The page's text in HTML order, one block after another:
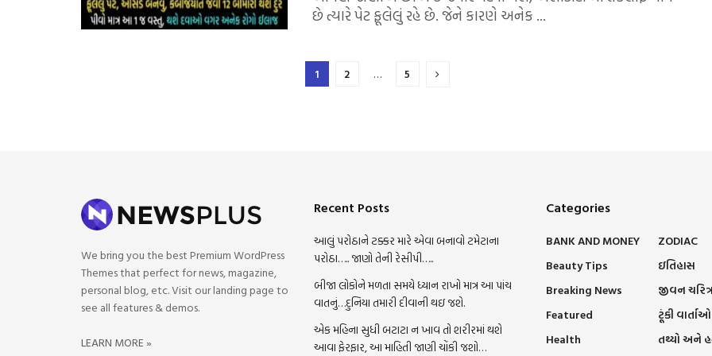
છે ત્યારે પેટ ફૂલેલું રહે છે. જેને કારણે અનેક ...
1 2 … 5
We bring you the best Premium WordPress
Themes that perfect for news, magazine,
personal blog, etc. Visit our landing page to
see all features & demos.
LEARN MORE »
Recent Posts
આલું પરોઠાને ટક્કર મારે એવા બનાવો ટમેટાના
પરોઠા….. જાણો તેની રેસીપી…..
બીજા લોકોને મળતા સમયે ધ્યાન રાખો માત્ર આ પાંચ
વાતનું…દુનિયા તમારી દીવાની થઇ જશે.
એક મહિના સુધી બટાટા ન ખાવ તો શરીરમાં થશે
આવા ફેરફાર, આ માહિતી જાણી ચોંકી જશો…
Categories
BANK AND MONEY
Beauty Tips
Breaking News
Featured
Health
ZODIAC
ઇતિહાસ
જીવન ચરિત્ર
ટૂંકી વાર્તાઓ
તથ્યો અને